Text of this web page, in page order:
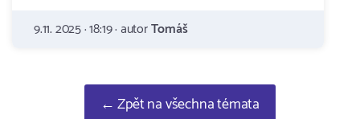
9.11. 2025 · 18:19 · autorTomáš
← Zpět na všechna témata